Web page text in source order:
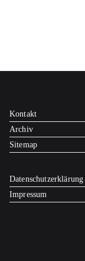
Kontakt
Archiv
Sitemap
Datenschutzerklärung
Impressum